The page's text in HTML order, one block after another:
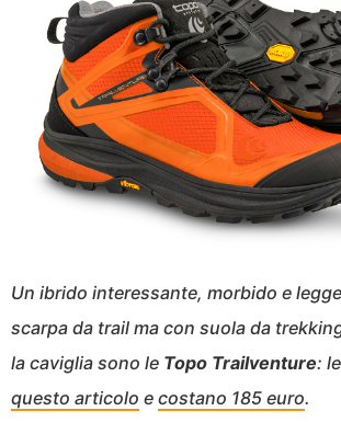
Un ibrido interessante, morbido e
scarpa da trail ma con suola da
la caviglia sono le Topo Trailventure:
questo articolo e costano 185 euro.